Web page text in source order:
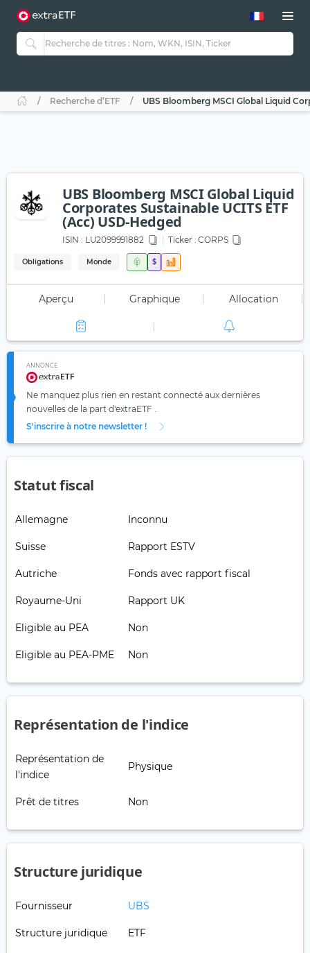
Recherche d’ETF UBS Bloomberg MSCI Global Liquid
UBS Bloomberg MSCI Global Liquid
Corporates Sustainable UCITS ETF
(Acc) USD-Hedged
ISIN : LU2099991882 Ticker : CORPS
Obligations Monde $
Aperçu Graphique Allocation
ANNONCE
Ne manquez plus rien en restant connecté aux dernières
nouvelles de la part d'extraETF .
S'inscrire à notre newsletter !
Statut fiscal
Allemagne Inconnu
Suisse Rapport ESTV
Autriche Fonds avec rapport fiscal
Royaume-Uni Rapport UK
Eligible au PEA Non
Eligible au PEA-PME Non
Représentation de l'indice
Représentation de
l'indice
Physique
Prêt de titres Non
Structure juridique
Fournisseur UBS
Structure juridique ETF